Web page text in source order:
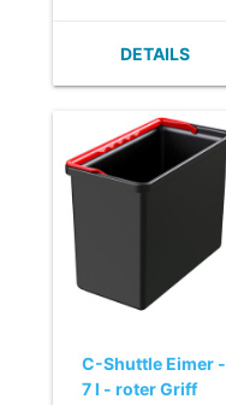
DETAILS
C-Shuttle Eimer -
7 l - roter Griff